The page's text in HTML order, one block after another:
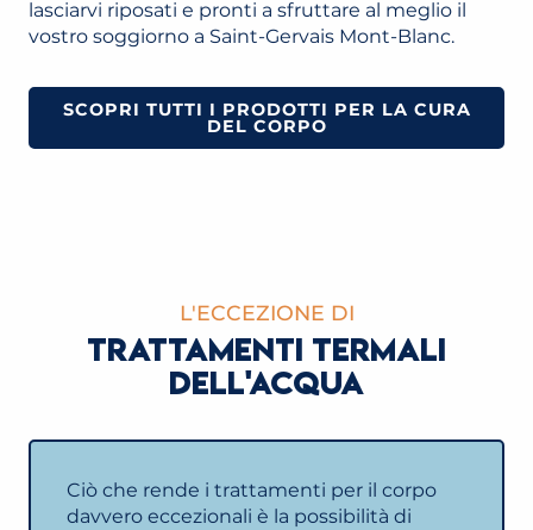
lasciarvi riposati e pronti a sfruttare al meglio il
vostro soggiorno a Saint-Gervais Mont-Blanc.
SCOPRI TUTTI I PRODOTTI PER LA CURA
DEL CORPO
L'ECCEZIONE DI
TRATTAMENTI TERMALI
DELL'ACQUA
Ciò che rende i trattamenti per il corpo
davvero eccezionali è la possibilità di